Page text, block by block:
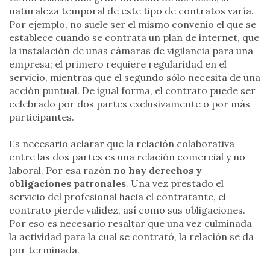
naturaleza temporal de este tipo de contratos varía.
Por ejemplo, no suele ser el mismo convenio el que se
establece cuando se contrata un plan de internet, que
la instalación de unas cámaras de vigilancia para una
empresa; el primero requiere regularidad en el
servicio, mientras que el segundo sólo necesita de una
acción puntual. De igual forma, el contrato puede ser
celebrado por dos partes exclusivamente o por más
participantes.
Es necesario aclarar que la relación colaborativa
entre las dos partes es una relación comercial y no
laboral. Por esa razón no hay derechos y
obligaciones patronales. Una vez prestado el
servicio del profesional hacia el contratante, el
contrato pierde validez, así como sus obligaciones.
Por eso es necesario resaltar que una vez culminada
la actividad para la cual se contrató, la relación se da
por terminada.